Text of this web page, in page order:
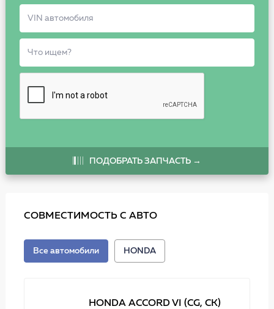
ПОДОБРАТЬ ЗАПЧАСТЬ →
СОВМЕСТИМОСТЬ С АВТО
Все автомобили HONDA
HONDA ACCORD VI (CG, CK)